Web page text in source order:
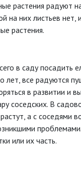
растения радуют
на них листьев
растения.
в саду посадить
лет, все радуются
в развитии и
соседских. В
а с соседями
или их часть.